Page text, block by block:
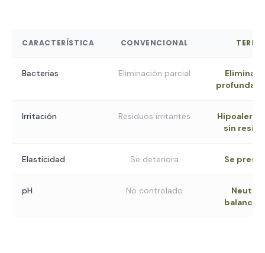
CARACTERÍSTICA CONVENCIONAL TERRA
Bacterias Eliminación parcial
profunda
Irritación Residuos irritantes
sin
Elasticidad Se deteriora Se
pH No controlado
Neutro